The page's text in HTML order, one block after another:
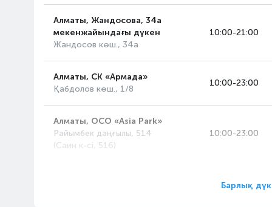
Алматы, Жандосова, 34а
мекенжайындағы дүкен
Жандосов көш., 34а
10:00-21:00
Алматы, СК «Армада»
Қабдолов көш., 1/8
10:00-23:00
Алматы, ОСО «Asia Park»
Райымбек даңғылы, 514
(Саин к-сі, 516)
10:00-23:00
10:00-22:00
Барлық